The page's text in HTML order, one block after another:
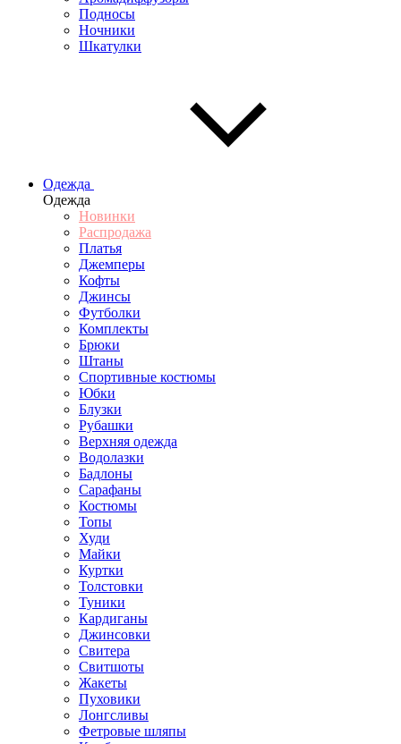
Подносы
Ночники
Шкатулки
Одежда
Одежда
Новинки
Распродажа
Платья
Джемперы
Кофты
Джинсы
Футболки
Комплекты
Брюки
Штаны
Спортивные костюмы
Юбки
Блузки
Рубашки
Верхняя одежда
Водолазки
Бадлоны
Сарафаны
Костюмы
Топы
Худи
Майки
Куртки
Толстовки
Туники
Кардиганы
Джинсовки
Свитера
Свитшоты
Жакеты
Пуховики
Лонгсливы
Фетровые шляпы